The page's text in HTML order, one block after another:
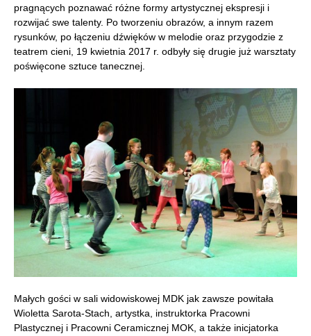
pragnących poznawać różne formy artystycznej ekspresji i
rozwijać swe talenty. Po tworzeniu obrazów, a innym razem
rysunków, po łączeniu dźwięków w melodie oraz przygodzie z
teatrem cieni, 19 kwietnia 2017 r. odbyły się drugie już warsztaty
poświęcone sztuce tanecznej.
Małych gości w sali widowiskowej MDK jak zawsze powitała
Wioletta Sarota-Stach, artystka, instruktorka Pracowni
Plastycznej i Pracowni Ceramicznej MOK, a także inicjatorka